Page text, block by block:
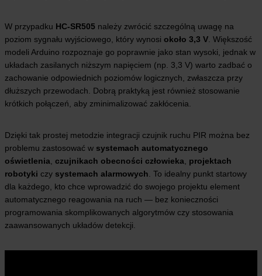
W przypadku HC-SR505 należy zwrócić szczególną uwagę na
poziom sygnału wyjściowego, który wynosi około 3,3 V . Większość
modeli Arduino rozpoznaje go poprawnie jako stan wysoki, jednak w
układach zasilanych niższym napięciem (np. 3,3 V) warto zadbać o
zachowanie odpowiednich poziomów logicznych, zwłaszcza przy
dłuższych przewodach. Dobrą praktyką jest również stosowanie
krótkich połączeń, aby zminimalizować zakłócenia.
Dzięki tak prostej metodzie integracji czujnik ruchu PIR można bez
problemu zastosować w systemach automatycznego
oświetlenia czujnikach obecności człowieka
projektach
robotyki czy systemach alarmowych . To idealny punkt startowy
dla każdego, kto chce wprowadzić do swojego projektu element
automatycznego reagowania na ruch — bez konieczności
programowania skomplikowanych algorytmów czy stosowania
zaawansowanych układów detekcji.